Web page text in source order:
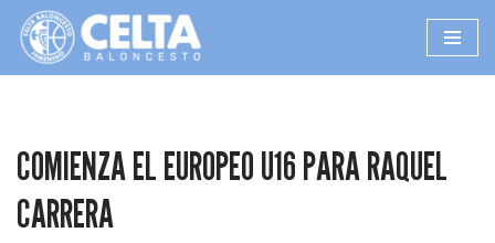
Saltar
COMIENZA EL EUROPEO U16 PARA RAQUEL
CARRERA